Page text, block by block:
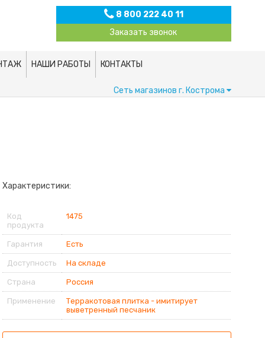
8 800 222 40 11
Заказать звонок
НАШИ РАБОТЫ КОНТАКТЫ
Сеть магазинов г. Кострома
Характеристики:
Код
продукта
1475
Гарантия Есть
Доступность На складе
Страна Россия
Применение
Терракотовая плитка - имитирует
выветренный песчаник